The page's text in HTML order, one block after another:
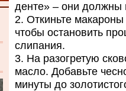
денте» – они должны
Откиньте
чтобы остановить
слипания.
На разогретую
масло. Добавьте
минуты до